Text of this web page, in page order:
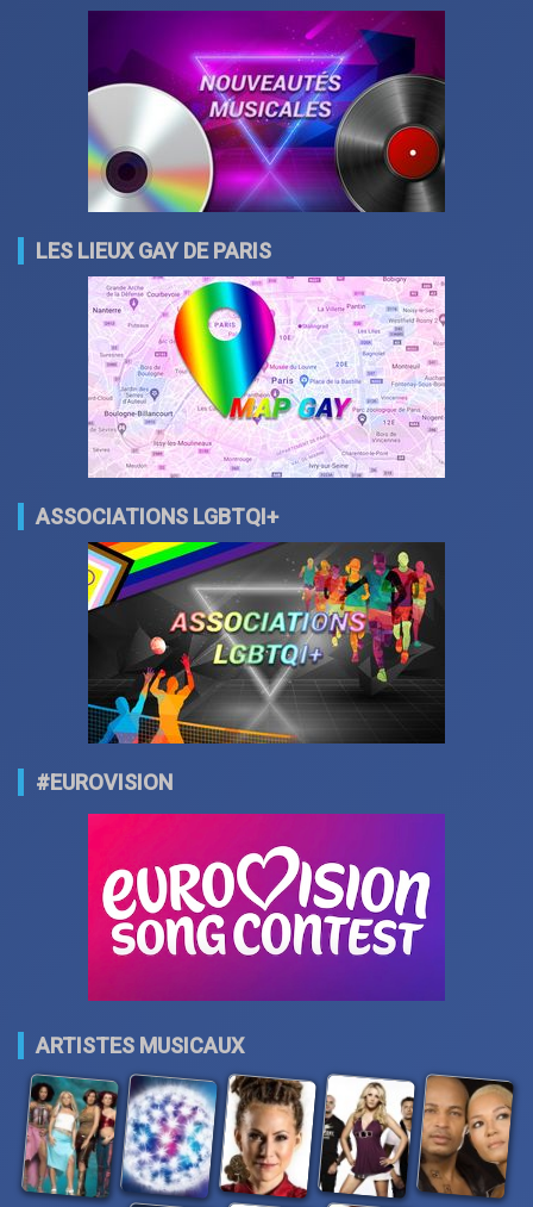
LES LIEUX GAY DE PARIS
ASSOCIATIONS LGBTQI+
#EUROVISION
ARTISTES MUSICAUX